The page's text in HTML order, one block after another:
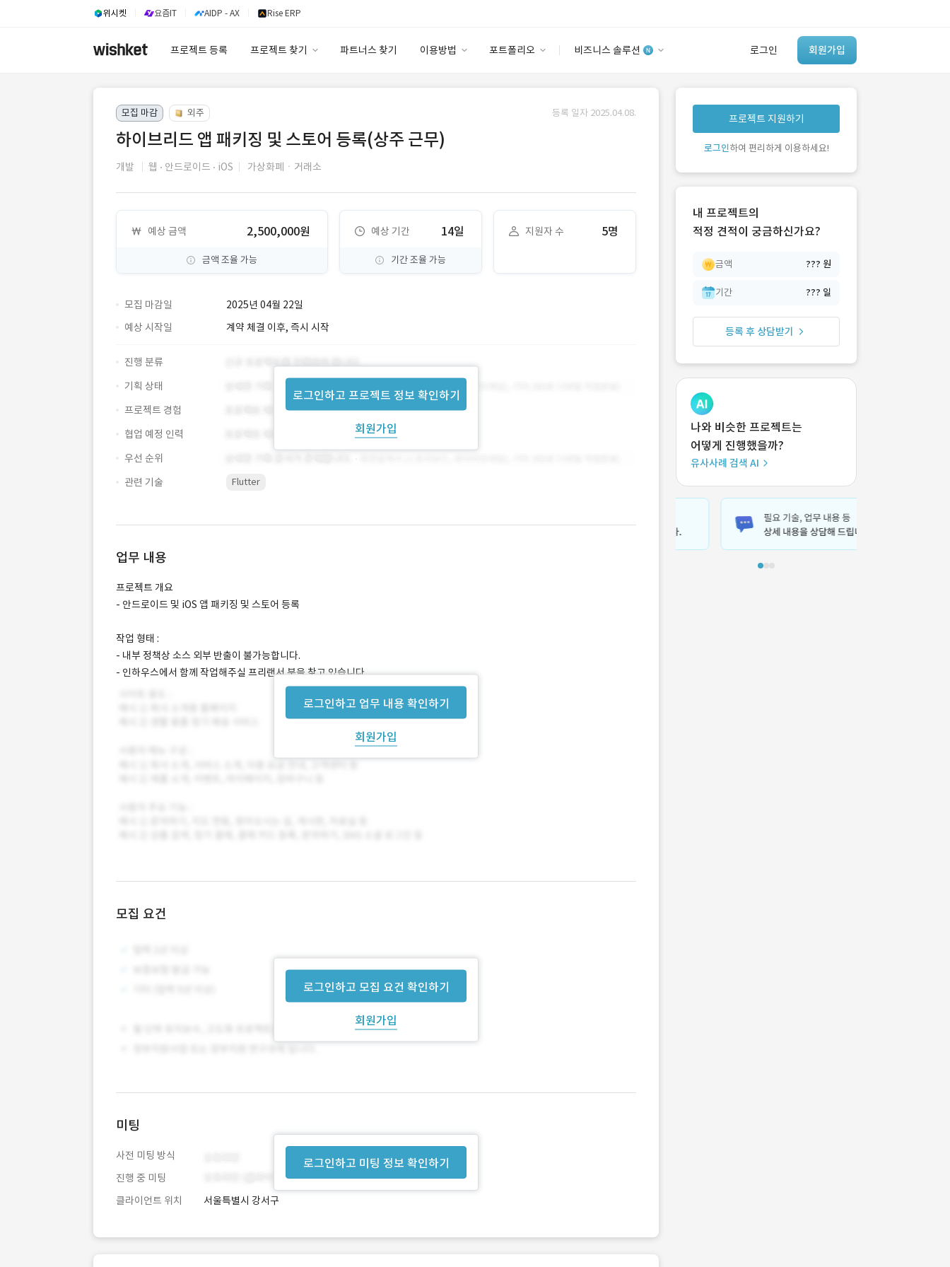
위시켓 요즘IT AIDP - AX Rise ERP
프로젝트 등록 프로젝트 찾기 파트너스 찾기 이용방법 포트폴리오 비즈니스 솔루션 로그인 회원가입
이용요금
고객센터
안심 코드 케어
유사사례 검색 AI
‘이런 거’ 만들어본
개발 회사 있어?
모집 마감 외주 등록 일자 2025.04.08.
하이브리드 앱 패키징 및 스토어 등록(상주 근무)
개발 웹 안드로이드 iOS 가상화폐ㆍ거래소
예상 금액 2,500,000원
금액 조율 가능
예상 기간 14일
기간 조율 가능
지원자 수 5명
모집 마감일 2025년 04월 22일
로그인하고 프로젝트 정보 확인하기
회원가입
예상 시작일 계약 체결 이후, 즉시 시작
진행 분류
기획 상태
프로젝트 경험
협업 예정 인력
우선 순위
관련 기술
Flutter
업무 내용
로그인하고 업무 내용 확인하기
회원가입
프로젝트 개요
- 안드로이드 및 iOS 앱 패키징 및 스토어 등록
작업 형태 :
- 내부 정책상 소스 외부 반출이 불가능합니다.
- 인하우스에서 함께 작업해주실 프리랜서 분을 찾고 있습니다.
모집 요건
로그인하고 모집 요건 확인하기
회원가입
로그인하고 미팅 정보 확인하기
미팅
사전 미팅 방식
진행 중 미팅
클라이언트 위치
서울특별시 강서구
프로젝트 지원하기
로그인하여 편리하게 이용하세요!
내 프로젝트의
적정 견적이 궁금하신가요?
금액 ??? 원
기간 ??? 일
등록 후 상담받기
나와 비슷한 프로젝트는
어떻게 진행했을까?
유사사례 검색 AI